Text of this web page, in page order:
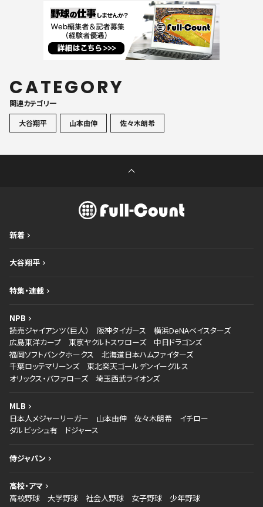
CATEGORY
関連カテゴリ一
大谷翔平
山本由伸 佐々木朗希
新着
大谷翔平
特集・連載
NPB
読売ジャイアンツ（巨人）
阪神タイガース
横浜DeNAベイスターズ
広島東洋カープ
東京ヤクルトスワローズ
中日ドラゴンズ
福岡ソフトバンクホークス
北海道日本ハムファイターズ
千葉ロッテマリーンズ
東北楽天ゴールデンイーグルス
オリックス・バファローズ
埼玉西武ライオンズ
MLB
日本人メジャーリーガー
山本由伸 佐々木朗希
イチロー
ダルビッシュ有
ドジャース
侍ジャパン
高校・アマ
高校野球
大学野球 社会人野球 女子野球 少年野球